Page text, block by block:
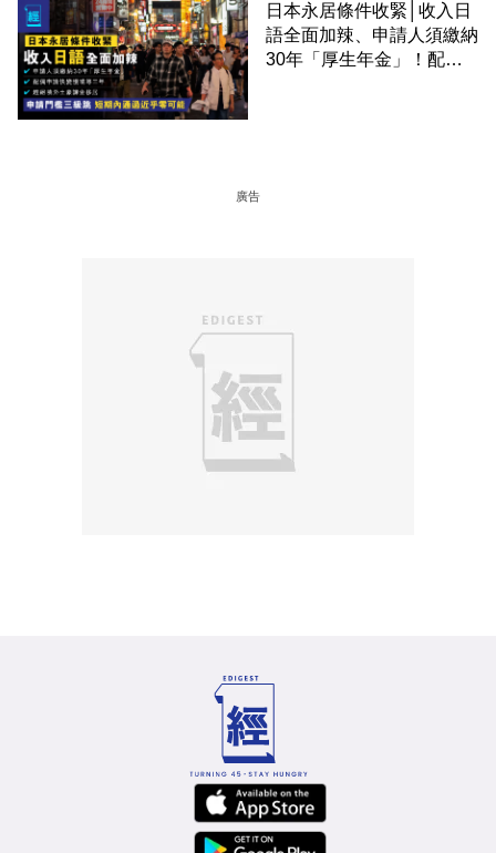
日本永居條件收緊│收入日
語全面加辣、申請人須繳納
30年「厚生年金」！配偶
廣告